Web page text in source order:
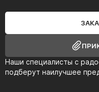
Наши специалисты с
подберут наилучшее